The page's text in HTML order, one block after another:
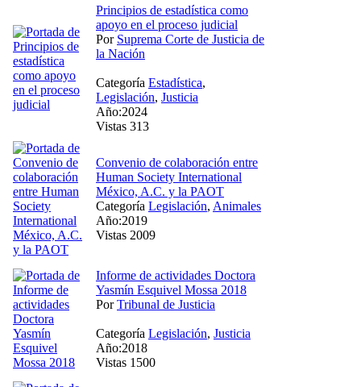
Principios de estadística como
apoyo en el proceso judicial
Por Suprema Corte de Justicia de
la Nación
Categoría Estadística,
Legislación, Justicia
Año:2024
Vistas 313
Convenio de colaboración entre
Human Society International
México, A.C. y la PAOT
Categoría Legislación, Animales
Año:2019
Vistas 2009
Informe de actividades Doctora
Yasmín Esquivel Mossa 2018
PorTribunal de Justicia
Categoría Legislación, Justicia
Año:2018
Vistas 1500